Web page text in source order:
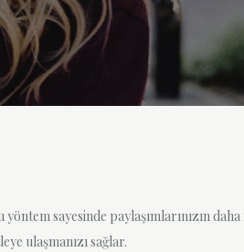
sayesinde paylaşımlarınızın
ulaşmanızı sağlar.